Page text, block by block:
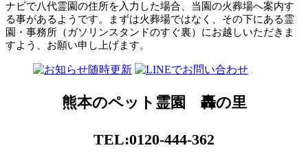
ナビで八代霊園の住所を入力した場合、当園の火葬場へ案内す
る事があるようです。まずは火葬場ではなく、その下にある霊
園・事務所（ガソリンスタンドのすぐ裏）にお越しいただきま
すよう、お願い申し上げます。
熊本のペット霊園 轟の里
TEL:0120-444-362